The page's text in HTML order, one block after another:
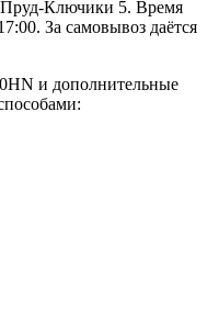
Пруд-Ключики 5. Время
За самовывоз даётся
и дополнительные